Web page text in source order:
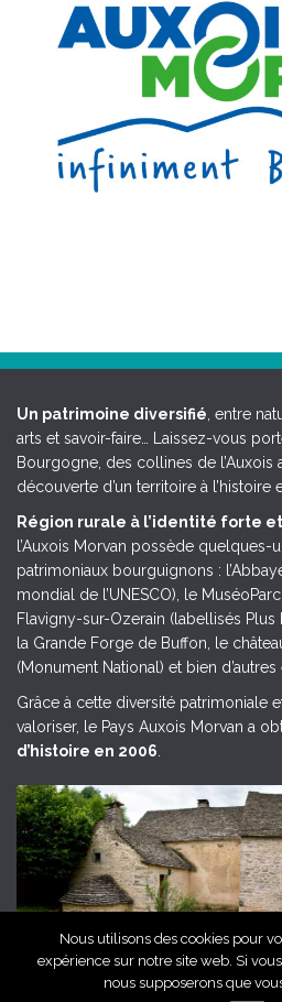
Un patrimoine diversifié , entre
arts et savoir-faire… Laissez-vous
Bourgogne, des collines de l’Auxois
découverte d’un territoire à l’histoire
Région rurale à l’identité forte
l’Auxois Morvan possède quelques-
patrimoniaux bourguignons :
mondial de l’UNESCO), le
Flavigny-sur-Ozerain (labellisés Plus
la Grande Forge de Buffon, le
(Monument National) et bien d’autres
Grâce à cette diversité patrimoniale
valoriser, le Pays Auxois Morvan a
d’histoire en 2006
Grange de l'Auxois Morvan, © Céline
Nous utilisons des cookies pour
expérience sur notre site web. Si
nous supposerons que